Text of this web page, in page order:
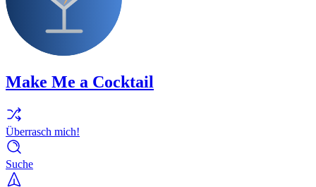
Make Me a Cocktail
Überrasch mich!
Suche